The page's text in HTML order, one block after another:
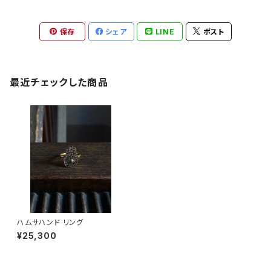
保存 シェア LINE ポスト
最近チェックした商品
ハムサハンド リング
¥25,300